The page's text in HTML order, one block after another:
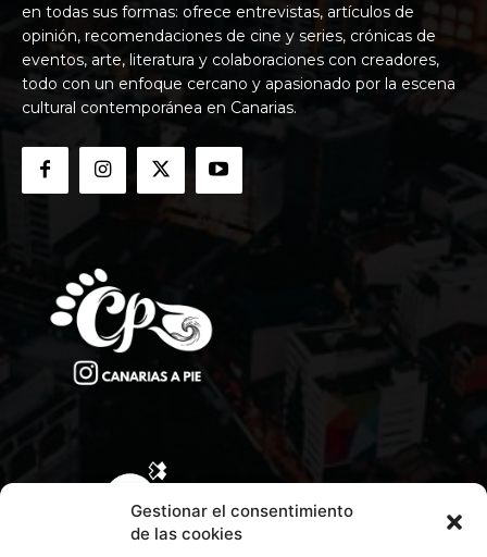
Gestionar el consentimiento
de las cookies
en todas sus formas: ofrece entrevistas, artículos de
opinión, recomendaciones de cine y series, crónicas de
eventos, arte, literatura y colaboraciones con creadores,
todo con un enfoque cercano y apasionado por la escena
cultural contemporánea en Canarias.